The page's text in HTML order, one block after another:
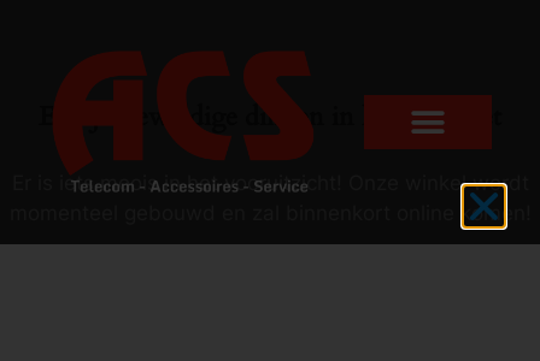
Er zijn geweldige dingen in het verschiet
Er is iets moois in het vooruitzicht! Onze winkel wordt
momenteel gebouwd en zal binnenkort online komen!